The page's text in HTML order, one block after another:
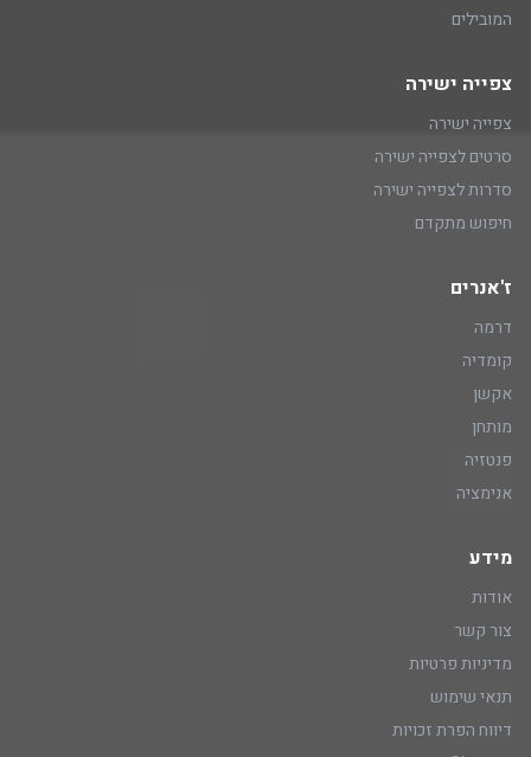
המובילים
צפייה ישירה
צפייה ישירה
סרטים לצפייה ישירה
סדרות לצפייה ישירה
חיפוש מתקדם
ז'אנרים
דרמה
קומדיה
אקשן
מותחן
פנטזיה
אנימציה
מידע
אודות
צור קשר
מדיניות פרטיות
תנאי שימוש
דיווח הפרת זכויות